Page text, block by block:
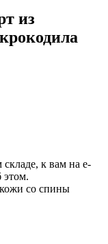
из
складе, к вам на e-
этом.
со спины